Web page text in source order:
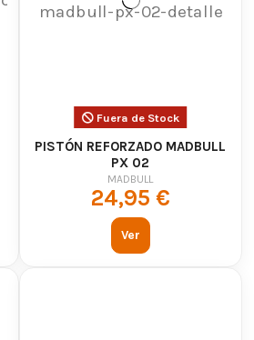
Fuera de Stock
PISTÓN REFORZADO MADBULL
PX 02
MADBULL
24,95 €
Ver